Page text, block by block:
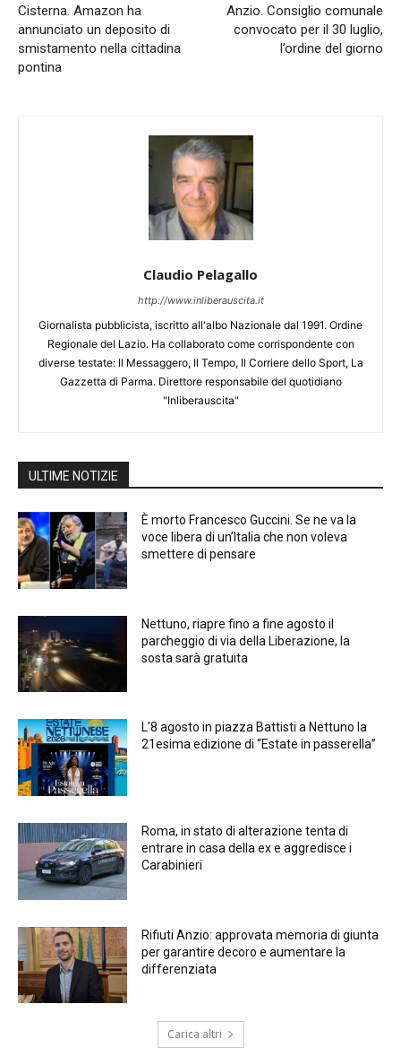
Cisterna. Amazon ha
annunciato un deposito di
smistamento nella cittadina
pontina
Anzio. Consiglio comunale
convocato per il 30 luglio,
l’ordine del giorno
Claudio Pelagallo
http://www.inliberauscita.it
Giornalista pubblicista, iscritto all'albo Nazionale dal 1991. Ordine
Regionale del Lazio. Ha collaborato come corrispondente con
diverse testate: Il Messaggero, Il Tempo, Il Corriere dello Sport, La
Gazzetta di Parma. Direttore responsabile del quotidiano
"Inliberauscita"
ULTIME NOTIZIE
È morto Francesco Guccini. Se ne va la
voce libera di un’Italia che non voleva
smettere di pensare
Nettuno, riapre fino a fine agosto il
parcheggio di via della Liberazione, la
sosta sarà gratuita
L’8 agosto in piazza Battisti a Nettuno la
21esima edizione di “Estate in passerella”
Roma, in stato di alterazione tenta di
entrare in casa della ex e aggredisce i
Carabinieri
Rifiuti Anzio: approvata memoria di giunta
per garantire decoro e aumentare la
differenziata
Carica altri